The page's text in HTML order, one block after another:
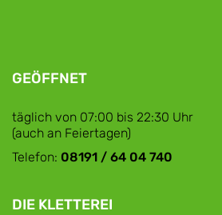
GEÖFFNET
täglich von 07:00 bis 22:30 Uhr
(auch an Feiertagen)
Telefon: 08191 / 64 04 740
DIE KLETTEREI